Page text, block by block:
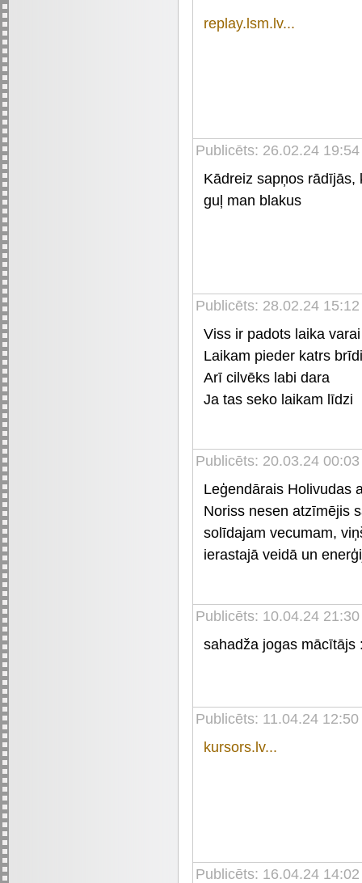
replay.lsm.lv...
Publicēts: 26.02.24 19:54
Kādreiz sapņos rādījās,
guļ man blakus
Publicēts: 28.02.24 15:12
Viss ir padots laika varai
Laikam pieder katrs
Arī cilvēks labi dara
Ja tas seko laikam līdzi
Publicēts: 20.03.24 00:03
Leģendārais Holivudas
Noriss nesen atzīmējis
solīdajam vecumam,
ierastajā veidā un
Publicēts: 10.04.24 21:30
sahadža jogas
Publicēts: 11.04.24 12:50
kursors.lv...
Publicēts: 16.04.24 14:02